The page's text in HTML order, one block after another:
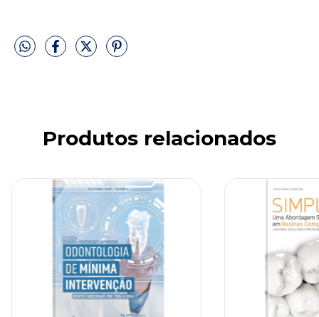
Produtos relacionados